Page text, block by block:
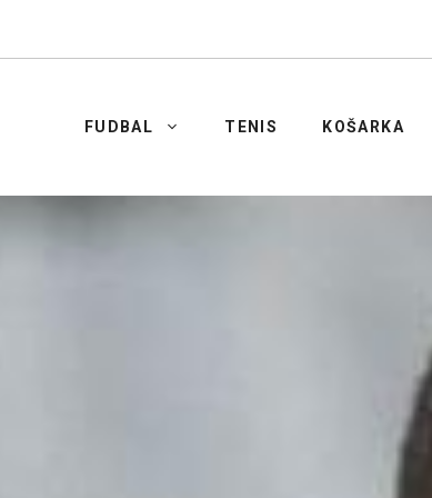
FUDBAL TENIS KOŠARKA